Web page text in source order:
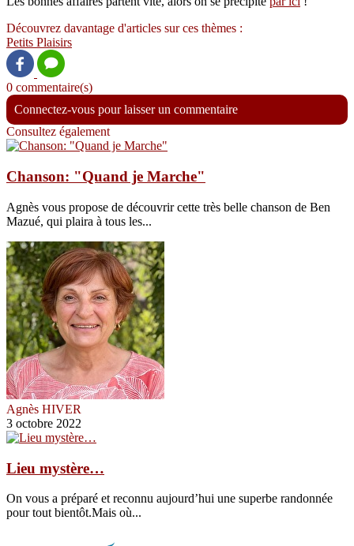
Découvrez davantage d'articles sur ces thèmes :
Petits Plaisirs
0 commentaire(s)
Connectez-vous pour laisser un commentaire
Consultez également
Chanson: "Quand je Marche"
Agnès vous propose de découvrir cette très belle chanson de Ben
Mazué, qui plaira à tous les...
Agnès HIVER
3 octobre 2022
Lieu mystère…
On vous a préparé et reconnu aujourd’hui une superbe randonnée
pour tout bientôt.Mais où...